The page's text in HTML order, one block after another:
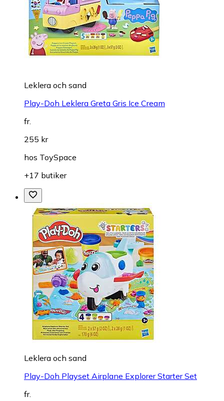
Leklera och sand
Play-Doh Leklera Greta Gris Ice Cream
fr.
255 kr
hos ToySpace
+17 butiker
Leklera och sand
Play-Doh Playset Airplane Explorer Starter Set
fr.